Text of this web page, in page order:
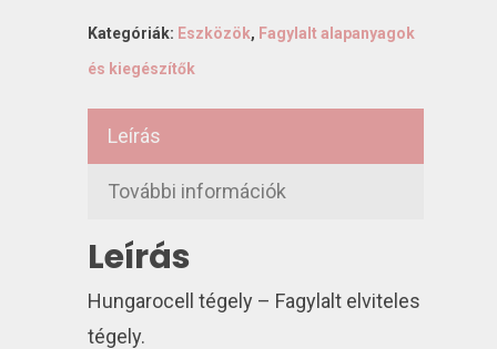
Kategóriák: Eszközök, Fagylalt alapanyagok
és kiegészítők
Leírás
További információk
Leírás
Hungarocell tégely – Fagylalt elviteles
tégely.